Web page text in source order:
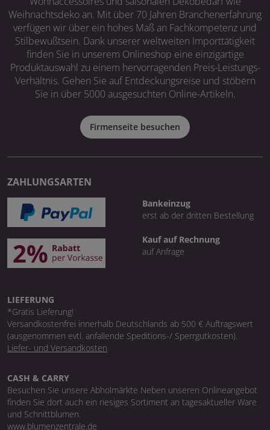
Weihnachtsdeko an. Mit über 70 Jahren Branchenerfahrung
verfügen wir über ein hohes Maß an Fachkompetenz und
Stilbewußtsein. Dank unserer weltweiten Importtätigkeit
finden Sie in unserem Onlineshop eine einzigartige
Produktauswahl zu einem hervorragenden Preis-Leistungs-
Verhältnis. Gehen Sie auf Entdeckungsreise und stöbern
Sie in über 5000 ausgesuchten Online-Artikeln.
Firmenseite besuchen
ZAHLUNGSARTEN
Bankeinzug
erst ab der dritten Bestellung
Kauf auf Rechnung
auf Anfrage
LIEFERUNG
*Gratis Lieferung!
Versandkostenfrei innerhalb Deutschlands ab 500 € Auftragswert
(ausgenommen evtl. anfallende Speditions-/ Sperrgutkosten).
Liefer- und Versandkosten
CASH & CARRY
Besuchen Sie unsere Abholmärkte Neben unseren Onlineangebot
finden Sie dort auch ein riesiges Sortiment an tagesaktueller Ware
und Schnittblumen.
www.blumenzentrale.de